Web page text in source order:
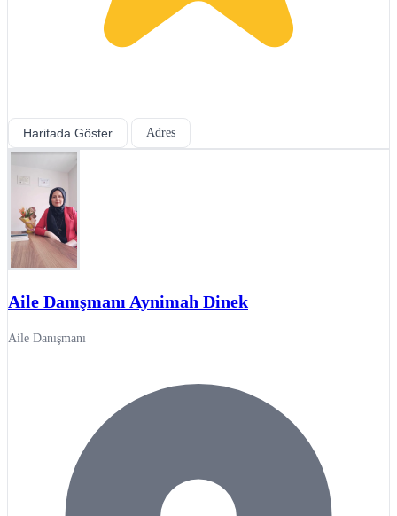
Haritada Göster Adres
Aile Danışmanı Aynimah Dinek
Aile Danışmanı